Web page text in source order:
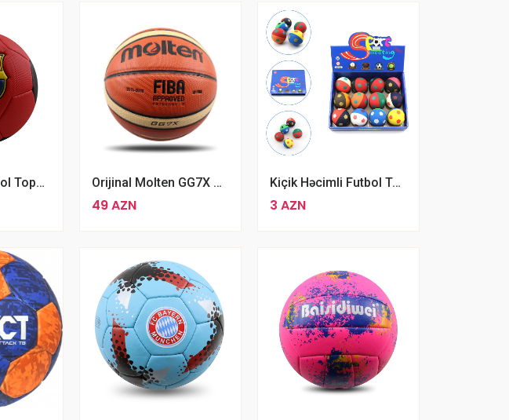
Barselona Futbol Topu 5 Nömrə Orijinal Molten GG7X Basketbol Topu Rəsmi FİBA Təstiqli 7 Ölçülü Peşəkar Basketboll Topu
49 AZN
Kiçik Həcimli Futbol Topu Sport Meeting Rəngli Məşq Topu
3 AZN